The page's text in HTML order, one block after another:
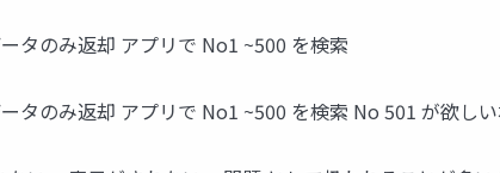
タのみ返却 アプリで No1 ~500 を検索
タのみ返却 アプリで No1 ~500 を検索 No 501 が欲し